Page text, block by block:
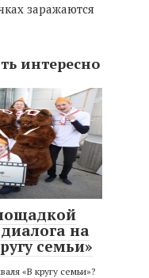
заражаются
интересно
на
семьи»
«В кругу семьи»?